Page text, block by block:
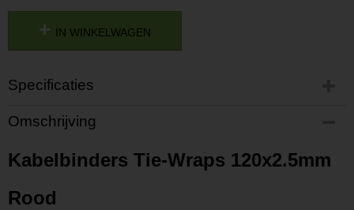
IN WINKELWAGEN
Specificaties
Productcode
P201807091347
L201807091347
Omschrijving
Kabelbinders Tie-Wraps 120x2.5mm
Rood